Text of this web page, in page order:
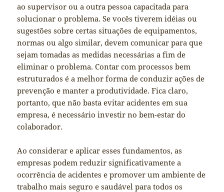
ao supervisor ou a outra pessoa capacitada para
solucionar o problema. Se vocês tiverem idéias ou
sugestões sobre certas situações de equipamentos,
normas ou algo similar, devem comunicar para que
sejam tomadas as medidas necessárias a fim de
eliminar o problema. Contar com processos bem
estruturados é a melhor forma de conduzir ações de
prevenção e manter a produtividade. Fica claro,
portanto, que não basta evitar acidentes em sua
empresa, é necessário investir no bem-estar do
colaborador.
Ao considerar e aplicar esses fundamentos, as
empresas podem reduzir significativamente a
ocorrência de acidentes e promover um ambiente de
trabalho mais seguro e saudável para todos os